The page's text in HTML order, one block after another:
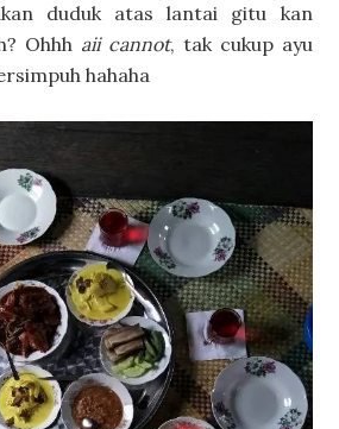
duduk atas lantai gitu kan
Ohhh aii cannot, tak cukup ayu
hahaha